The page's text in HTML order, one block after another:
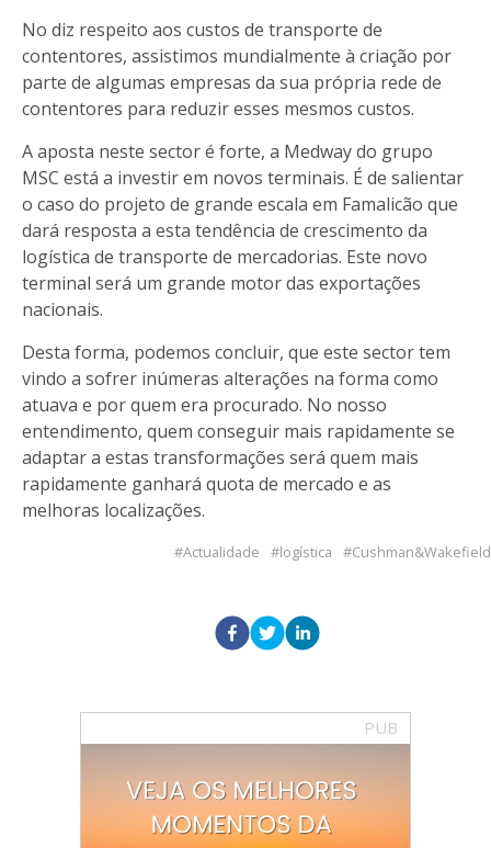
No diz respeito aos custos de transporte de
contentores, assistimos mundialmente à criação por
parte de algumas empresas da sua própria rede de
contentores para reduzir esses mesmos custos.
A aposta neste sector é forte, a Medway do grupo
MSC está a investir em novos terminais. É de salientar
o caso do projeto de grande escala em Famalicão que
dará resposta a esta tendência de crescimento da
logística de transporte de mercadorias. Este novo
terminal será um grande motor das exportações
nacionais.
Desta forma, podemos concluir, que este sector tem
vindo a sofrer inúmeras alterações na forma como
atuava e por quem era procurado. No nosso
entendimento, quem conseguir mais rapidamente se
adaptar a estas transformações será quem mais
rapidamente ganhará quota de mercado e as
melhoras localizações.
Actualidade logística Cushman&Wakefield
PUB